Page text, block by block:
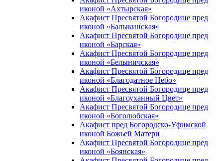
иконой «Ахтырская»
Акафист Пресвятой Богородице пред
иконой «Балыкинская»
Акафист Пресвятой Богородице пред
иконой «Барская»
Акафист Пресвятой Богородице пред
иконой «Белыничская»
Акафист Пресвятой Богородице пред
иконой «Благодатное Небо»
Акафист Пресвятой Богородице пред
иконой «Благоуханный Цвет»
Акафист Пресвятой Богородице пред
иконой «Боголюбская»
Акафист пред Богородско-Уфимской
иконой Божьей Матери
Акафист Пресвятой Богородице пред
иконой «Боянская»